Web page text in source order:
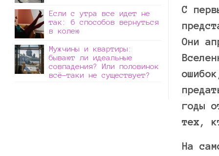
С
Они
годы
тех,
На
Если с утра все идет не
так: 6 способов вернуться
в колею
Мужчины и квартиры:
бывают ли идеальные
совпадения? Или половинок
всё-таки не существует?